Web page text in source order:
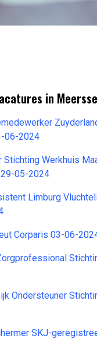
in
06-2024
Stichting Werkhuis
05-2024
Limburg
Corparis 03-06-
Ondersteuner
SKJ-